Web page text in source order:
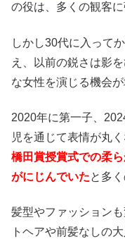
の役は、多くの観客
しかし30代に入って
え、以前の鋭さは影
な女性を演じる機会
2020年に第一子、
児を通じて表情が丸
橋田賞授賞式での柔
がにじんでいたと多
髪型やファッション
トヘアや前髪なしの